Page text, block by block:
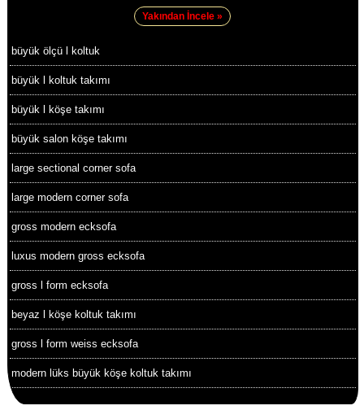
Yakından İncele »
büyük ölçü l koltuk
büyük l koltuk takımı
büyük l köşe takımı
büyük salon köşe takımı
large sectional corner sofa
large modern corner sofa
gross modern ecksofa
luxus modern gross ecksofa
gross l form ecksofa
beyaz l köşe koltuk takımı
gross l form weiss ecksofa
modern lüks büyük köşe koltuk takımı